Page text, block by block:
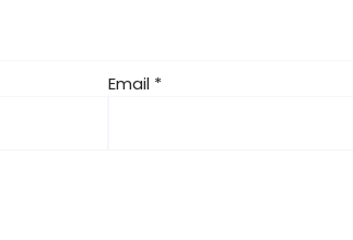
Email *